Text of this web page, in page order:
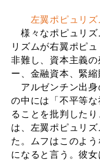
左翼ポピュリ
様々なポピュリズ
リズムが右翼ポピ
非難し、資本主義
ー、金融資本、緊
アルゼンチン出身
の中には「不平等
ることを批判した
は、左翼ポピュリ
た。ムフはこのよ
になると言う。彼